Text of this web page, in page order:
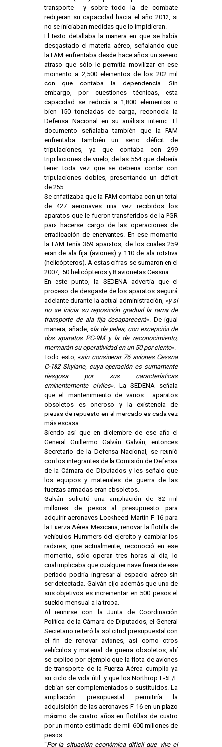
transporte y sobre todo la de combate
redujeran su capacidad hacia el año 2012, si
no se iniciaban medidas que lo impidieran.
El texto detallaba la manera en que se había
desgastado el material aéreo, señalando que
la FAM enfrentaba desde hace años un severo
atraso que sólo le permitía movilizar en ese
momento a 2,500 elementos de los 202 mil
con que contaba la dependencia. Sin
embargo, por cuestiones técnicas, esta
capacidad se reducía a 1,800 elementos o
bien 150 toneladas de carga, reconocía la
Defensa Nacional en su análisis interno. El
documento señalaba también que la FAM
enfrentaba también un serio déficit de
tripulaciones, ya que contaba con 299
tripulaciones de vuelo, de las 554 que debería
tener toda vez que se debería contar con
tripulaciones dobles, presentando un déficit
de 255.
Se enfatizaba que la FAM contaba con un total
de 427 aeronaves una vez recibidos los
aparatos que le fueron transferidos de la PGR
para hacerse cargo de las operaciones de
erradicación de enervantes. En ese momento
la FAM tenía 369 aparatos, de los cuales 259
eran de ala fija (aviones) y 110 de ala rotativa
(helicópteros). A estas cifras se sumaron en el
2007, 50 helicópteros y 8 avionetas Cessna.
En este punto, la SEDENA advertía que el
proceso de desgaste de los aparatos seguirá
adelante durante la actual administración, «y si
no se inicia su reposición gradual la rama de
transporte de ala fija desaparecerá«. De igual
manera, añade, «la de pelea, con excepción de
dos aparatos PC-9M y la de reconocimiento,
mermarán su operatividad en un 50 por ciento«.
Todo esto, «sin considerar 76 aviones Cessna
C-182 Skylane, cuya operación es sumamente
riesgosa por sus características
eminentemente civiles».La SEDENA señala
que el mantenimiento de varios aparatos
obsoletos es oneroso y la existencia de
piezas de repuesto en el mercado es cada vez
más escasa.
Siendo así que en diciembre de ese año el
General Guillermo Galván Galván, entonces
Secretario de la Defensa Nacional, se reunió
con los integrantes de la Comisión de Defensa
de la Cámara de Diputados y les señalo que
los equipos y materiales de guerra de las
fuerzas armadas eran obsoletos.
Galván solicitó una ampliación de 32 mil
millones de pesos al presupuesto para
adquirir aeronaves Lockheed Martin F-16 para
la Fuerza Aérea Mexicana, renovar la flotilla de
vehículos Hummers del ejercito y cambiar los
radares, que actualmente, reconoció en ese
momento, sólo operan tres horas al día, lo
cual implicaba que cualquier nave fuera de ese
periodo podría ingresar al espacio aéreo sin
ser detectada. Galván dijo además que uno de
sus objetivos es incrementar en 500 pesos el
sueldo mensual a la tropa.
Al reunirse con la Junta de Coordinación
Política de la Cámara de Diputados, el General
Secretario reiteró la solicitud presupuestal con
el fin de renovar aviones, así como otros
vehículos y material de guerra obsoletos, ahí
se explico por ejemplo que la flota de aviones
de transporte de la Fuerza Aérea cumplió ya
su ciclo de vida útil y que los Northrop F-5E/F
debían ser complementados o sustituidos. La
ampliación presupuestal permitiría la
adquisición de las aeronaves F-16 en un plazo
máximo de cuatro años en flotillas de cuatro
por un monto estimado de mil 600 millones de
pesos.
“Por la situación económica difícil que vive el